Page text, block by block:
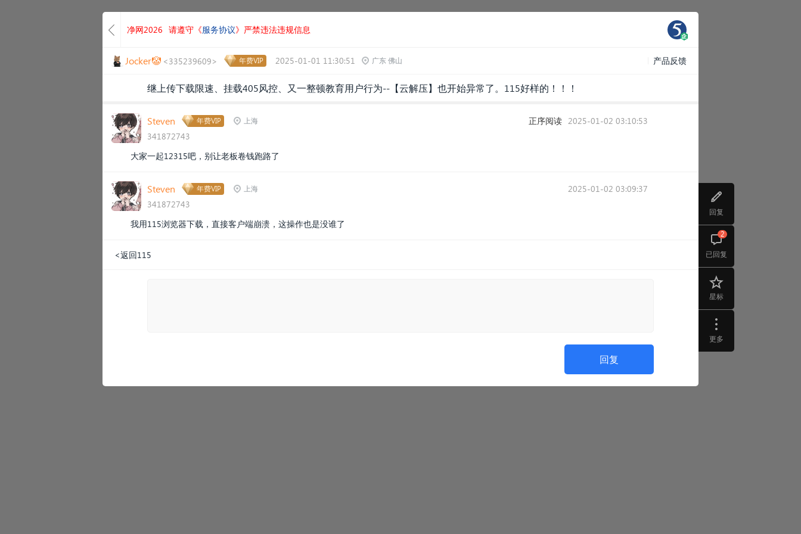
回复
已回复
2
星标
更多
净网2026 请遵守《服务协议》严禁违法违规信息
Jocker🤡 <335239609> 年费VIP 2025-01-01 11:30:51 广东 佛山 产品反馈
继上传下载限速、挂载405风控、又一整顿教育用户行为--【云解压】也开始异常了。115好样的！！！
Steven 年费VIP 上海
341872743
正序阅读 2025-01-02 03:10:53
大家一起12315吧，别让老板卷钱跑路了
Steven 年费VIP 上海
341872743
2025-01-02 03:09:37
我用115浏览器下载，直接客户端崩溃，这操作也是没谁了
<返回115
回复